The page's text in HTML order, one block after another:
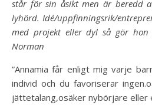
står för sin åsikt men är beredd
lyhörd. Idé/uppfinningsrik/
med projekt eller dyl så gör
Norman
”Annamia får enligt mig varje
individ och du favoriserar
jättetalang,osäker nybörjare eller